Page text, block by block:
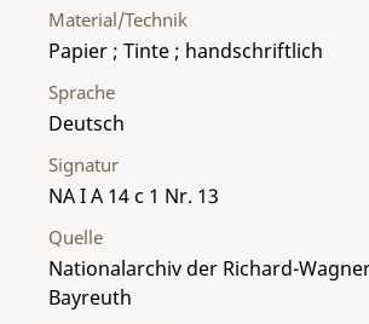
Material/Technik
Papier ; Tinte ; handschriftlich
Sprache
Deutsch
Signatur
NA I A 14 c 1 Nr. 13
Quelle
Nationalarchiv der Richard-
Bayreuth